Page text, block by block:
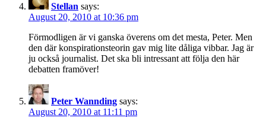
Stellan says:
August 20, 2010 at 10:36 pm
Förmodligen är vi ganska överens om det mesta, Peter. Men
den där konspirationsteorin gav mig lite dåliga vibbar. Jag är
ju också journalist. Det ska bli intressant att följa den här
debatten framöver!
Peter Wannding says:
August 20, 2010 at 11:11 pm